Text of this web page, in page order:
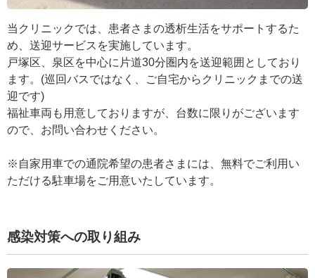
当クリニックでは、患者さまの透析生活をサポートするた
め、送迎サービスを実施しています。
戸塚区、泉区を中心に片道30分圏内を送迎範囲としており
ます。(巡回バスではなく、ご自宅からクリニックまでの送
迎です)
福祉車両も用意しておりますが、台数に限りがございます
ので、お問い合わせください。
※自家用車での通院希望の患者さまには、無料でご利用い
ただける駐車場をご用意いたしています。
感染対策への取り組み